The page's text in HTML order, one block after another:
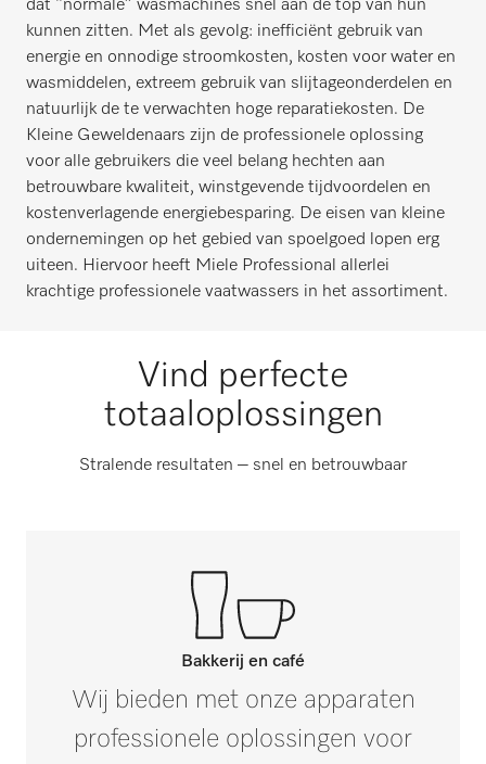
dat “normale” wasmachines snel aan de top van hun
kunnen zitten. Met als gevolg: inefficiënt gebruik van
energie en onnodige stroomkosten, kosten voor water en
wasmiddelen, extreem gebruik van slijtageonderdelen en
natuurlijk de te verwachten hoge reparatiekosten. De
Kleine Geweldenaars zijn de professionele oplossing
voor alle gebruikers die veel belang hechten aan
betrouwbare kwaliteit, winstgevende tijdvoordelen en
kostenverlagende energiebesparing. De eisen van kleine
ondernemingen op het gebied van spoelgoed lopen erg
uiteen. Hiervoor heeft Miele Professional allerlei
krachtige professionele vaatwassers in het assortiment.
Vind perfecte
totaaloplossingen
Stralende resultaten – snel en betrouwbaar
Bakkerij en café
Wij bieden met onze apparaten
professionele oplossingen voor